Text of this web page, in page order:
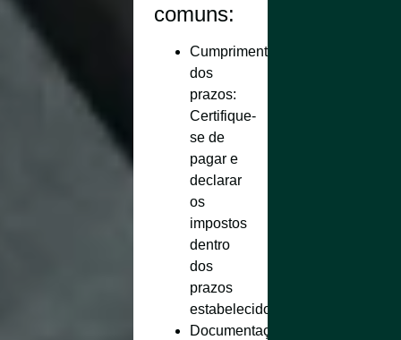
comuns:
Cumprimento
dos
prazos:
Certifique-
se de
pagar e
declarar
os
impostos
dentro
dos
prazos
estabelecidos.
Documentação